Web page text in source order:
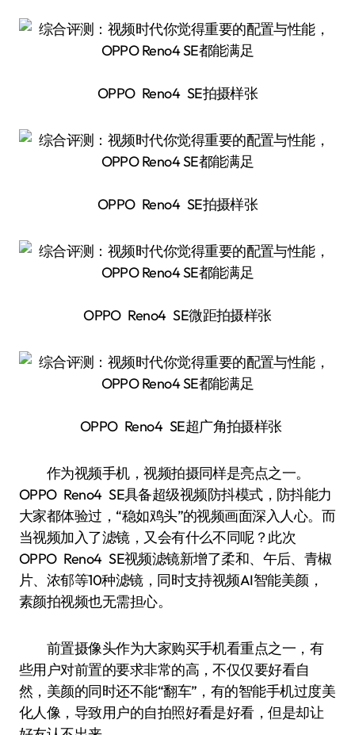
OPPO Reno4 SE拍摄样张
OPPO Reno4 SE拍摄样张
OPPO Reno4 SE微距拍摄样张
OPPO Reno4 SE超广角拍摄样张
作为视频手机，视频拍摄同样是亮点之一。
OPPO Reno4 SE具备超级视频防抖模式，防抖能力
大家都体验过，“稳如鸡头”的视频画面深入人心。而
当视频加入了滤镜，又会有什么不同呢？此次
OPPO Reno4 SE视频滤镜新增了柔和、午后、青椒
片、浓郁等10种滤镜，同时支持视频AI智能美颜，
素颜拍视频也无需担心。
前置摄像头作为大家购买手机看重点之一，有
些用户对前置的要求非常的高，不仅仅要好看自
然，美颜的同时还不能“翻车”，有的智能手机过度美
化人像，导致用户的自拍照好看是好看，但是却让